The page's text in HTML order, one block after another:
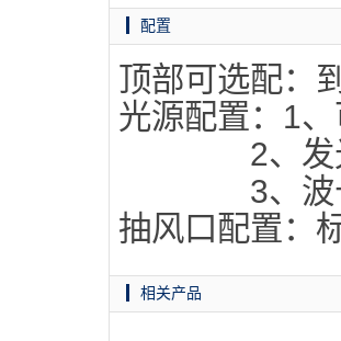
配置
顶部可选配：
光源配置：1
2、发光尺
3、波长
抽风口配置：
相关产品